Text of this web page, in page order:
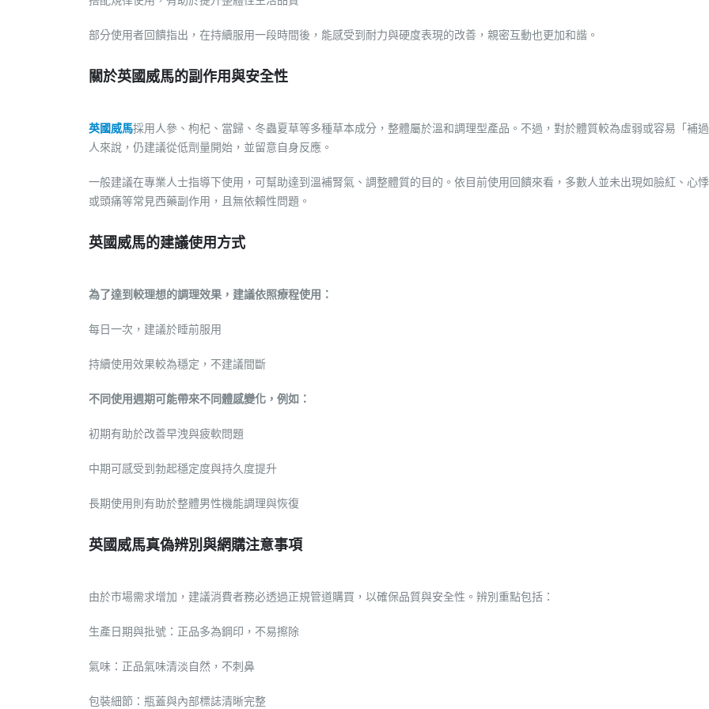
部分使用者回饋指出，在持續服用一段時間後，能感受到耐力與硬度表現的改善，親密互動也更加和諧。
關於英國威馬的副作用與安全性
英國威馬採用人參、枸杞、當歸、冬蟲夏草等多種草本成分，整體屬於溫和調理型產品。不過，對於體質較為虛弱或容易「補
人來說，仍建議從低劑量開始，並留意自身反應。
一般建議在專業人士指導下使用，可幫助達到溫補腎氣、調整體質的目的。依目前使用回饋來看，多數人並未出現如臉紅、心
或頭痛等常見西藥副作用，且無依賴性問題。
英國威馬的建議使用方式
為了達到較理想的調理效果，建議依照療程使用：
每日一次，建議於睡前服用
持續使用效果較為穩定，不建議間斷
不同使用週期可能帶來不同體感變化，例如：
初期有助於改善早洩與疲軟問題
中期可感受到勃起穩定度與持久度提升
長期使用則有助於整體男性機能調理與恢復
英國威馬真偽辨別與網購注意事項
由於市場需求增加，建議消費者務必透過正規管道購買，以確保品質與安全性。辨別重點包括：
生產日期與批號：正品多為鋼印，不易擦除
氣味：正品氣味清淡自然，不刺鼻
包裝細節：瓶蓋與內部標誌清晰完整